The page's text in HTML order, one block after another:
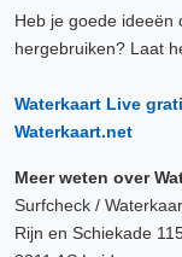
Heb je goede ideeën
hergebruiken? Laat
Waterkaart Live
Waterkaart.net
Meer weten over
Surfcheck /
Rijn en Schiekade